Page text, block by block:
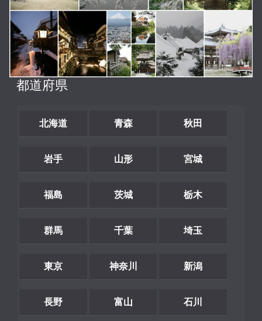
都道府県
北海道 青森 秋田
岩手 山形 宮城
福島 茨城 栃木
群馬 千葉 埼玉
東京 神奈川 新潟
長野 富山 石川